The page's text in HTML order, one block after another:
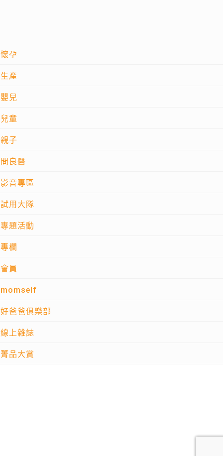
懷孕
生產
嬰兒
兒童
親子
問良醫
影音專區
試用大隊
專題活動
專欄
會員
momself
好爸爸俱樂部
線上雜誌
菁品大賞